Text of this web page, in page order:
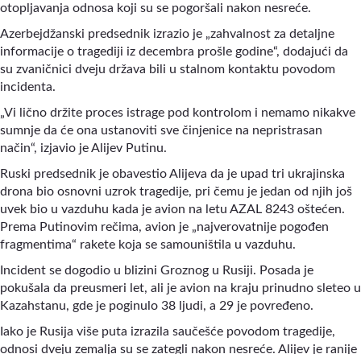
otopljavanja odnosa koji su se pogoršali nakon nesreće.
Azerbejdžanski predsednik izrazio je „zahvalnost za detaljne
informacije o tragediji iz decembra prošle godine“, dodajući da
su zvaničnici dveju država bili u stalnom kontaktu povodom
incidenta.
„Vi lično držite proces istrage pod kontrolom i nemamo nikakve
sumnje da će ona ustanoviti sve činjenice na nepristrasan
način“, izjavio je Alijev Putinu.
Ruski predsednik je obavestio Alijeva da je upad tri ukrajinska
drona bio osnovni uzrok tragedije, pri čemu je jedan od njih još
uvek bio u vazduhu kada je avion na letu AZAL 8243 oštećen.
Prema Putinovim rečima, avion je „najverovatnije pogođen
fragmentima“ rakete koja se samouništila u vazduhu.
Incident se dogodio u blizini Groznog u Rusiji. Posada je
pokušala da preusmeri let, ali je avion na kraju prinudno sleteo u
Kazahstanu, gde je poginulo 38 ljudi, a 29 je povređeno.
Iako je Rusija više puta izrazila saučešće povodom tragedije,
odnosi dveju zemalja su se zategli nakon nesreće. Alijev je ranije